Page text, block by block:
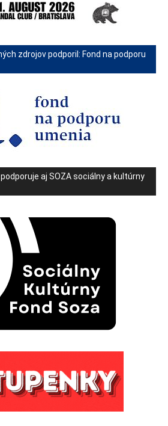
zdrojov podporil: Fond na podporu
aj SOZA sociálny a kultúrny